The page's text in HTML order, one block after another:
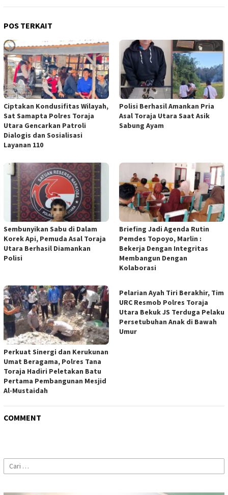
POS TERKAIT
Ciptakan Kondusifitas Wilayah,
Sat Samapta Polres Toraja
Utara Gencarkan Patroli
Dialogis dan Sosialisasi
Layanan 110
Polisi Berhasil Amankan Pria
Asal Toraja Utara Saat Asik
Sabung Ayam
Sembunyikan Sabu di Dalam
Korek Api, Pemuda Asal Toraja
Utara Berhasil Diamankan
Polisi
Briefing Jadi Agenda Rutin
Pemdes Topoyo, Marlin :
Bekerja Dengan Integritas
Membangun Dengan
Kolaborasi
Perkuat Sinergi dan Kerukunan
Umat Beragama, Polres Tana
Toraja Hadiri Peletakan Batu
Pertama Pembangunan Mesjid
Al-Mustaidah
Pelarian Ayah Tiri Berakhir, Tim
URC Resmob Polres Toraja
Utara Bekuk JS Terduga Pelaku
Persetubuhan Anak di Bawah
Umur
COMMENT
Cari
untuk: